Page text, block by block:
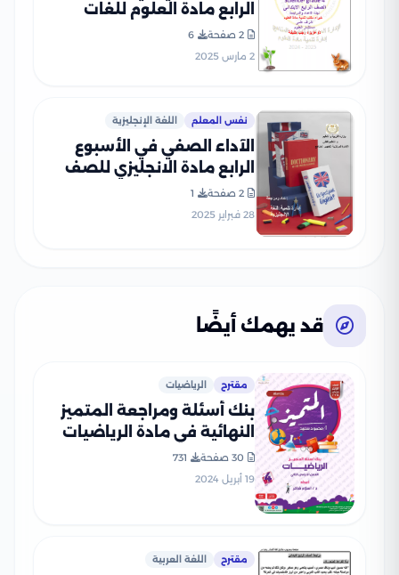
الرابع مادة العلوم للغات
Science للصف الرابع الإبتدائي
الترم الثاني 2025 بصيغة PDF
2 صفحة
6
2 مارس 2025
نفس المعلم اللغة الإنجليزية
الآداء الصفي في الأسبوع
الرابع مادة الانجليزي للصف
الرابع الإبتدائي الترم الثاني
2025 بصيغة PDF
2 صفحة
1
28 فبراير 2025
قد يهمك أيضًا
مقترح الرياضيات
بنك أسئلة ومراجعة المتميز
النهائية في مادة الرياضيات
للصف الرابع الابتدائي ترم ثاني
مع الإجابات النموذجية
30 صفحة
731
19 أبريل 2024
مقترح اللغة العربية